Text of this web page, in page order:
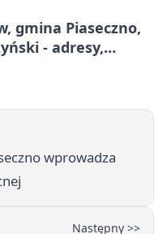
gmina Piaseczno,
- adresy,
wprowadza
Następny >>